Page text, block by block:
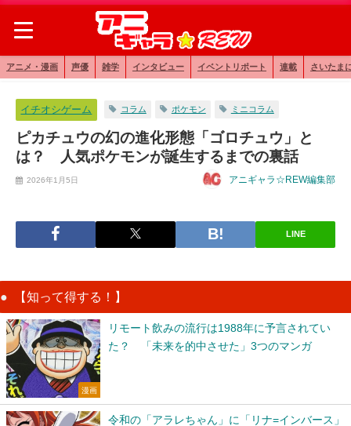
アニメ・漫画 声優 雑学 インタビュー イベントリポート 連載 さいたま
イチオシゲーム コラム ポケモン ミニコラム
ピカチュウの幻の進化形態「ゴロチュウ」と
は？ 人気ポケモンが誕生するまでの裏話
2026年1月5日 アニギャラ☆REW編集部
LINE
【知って得する！】
漫画
リモート飲みの流行は1988年に予言されてい
た？ 「未来を的中させた」3つのマンガ
令和の「アラレちゃん」に「リナ=インバース」